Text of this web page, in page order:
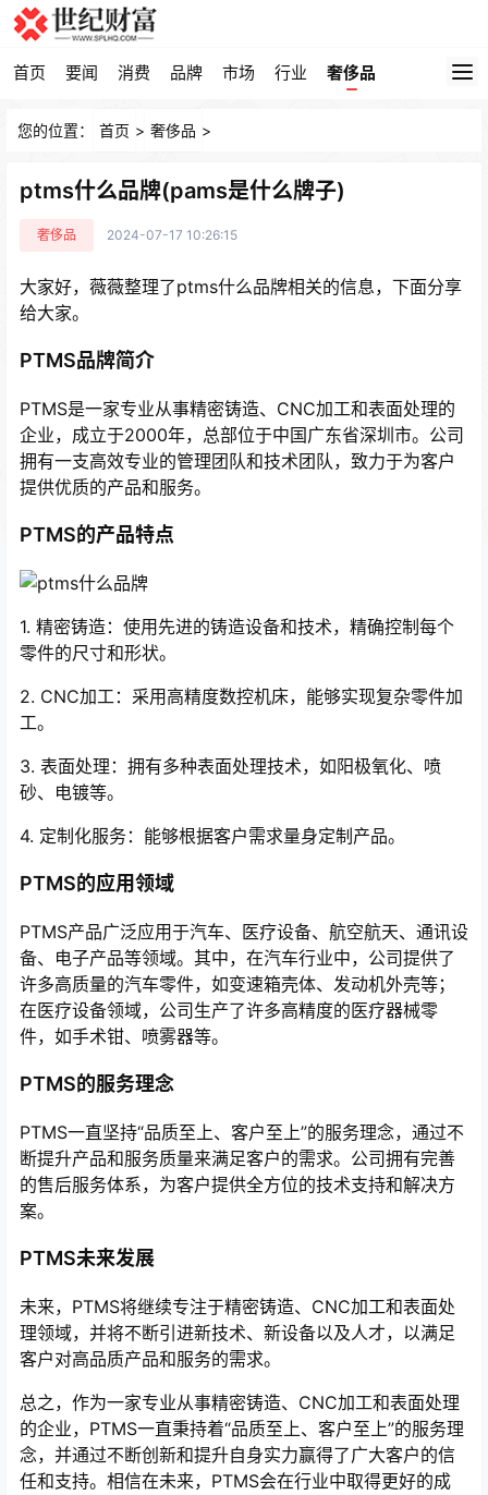
首页 要闻 消费 品牌 市场 行业 奢侈品
您的位置： 首页 > 奢侈品 >
ptms什么品牌(pams是什么牌子)
奢侈品 2024-07-17 10:26:15
大家好，薇薇整理了ptms什么品牌相关的信息，下面分享
给大家。
PTMS品牌简介
PTMS是一家专业从事精密铸造、CNC加工和表面处理的
企业，成立于2000年，总部位于中国广东省深圳市。公司
拥有一支高效专业的管理团队和技术团队，致力于为客户
提供优质的产品和服务。
PTMS的产品特点
1. 精密铸造：使用先进的铸造设备和技术，精确控制每个
零件的尺寸和形状。
2. CNC加工：采用高精度数控机床，能够实现复杂零件加
工。
3. 表面处理：拥有多种表面处理技术，如阳极氧化、喷
砂、电镀等。
4. 定制化服务：能够根据客户需求量身定制产品。
PTMS的应用领域
PTMS产品广泛应用于汽车、医疗设备、航空航天、通讯设
备、电子产品等领域。其中，在汽车行业中，公司提供了
许多高质量的汽车零件，如变速箱壳体、发动机外壳等；
在医疗设备领域，公司生产了许多高精度的医疗器械零
件，如手术钳、喷雾器等。
PTMS的服务理念
PTMS一直坚持“品质至上、客户至上”的服务理念，通过不
断提升产品和服务质量来满足客户的需求。公司拥有完善
的售后服务体系，为客户提供全方位的技术支持和解决方
案。
PTMS未来发展
未来，PTMS将继续专注于精密铸造、CNC加工和表面处
理领域，并将不断引进新技术、新设备以及人才，以满足
客户对高品质产品和服务的需求。
总之，作为一家专业从事精密铸造、CNC加工和表面处理
的企业，PTMS一直秉持着“品质至上、客户至上”的服务理
念，并通过不断创新和提升自身实力赢得了广大客户的信
任和支持。相信在未来，PTMS会在行业中取得更好的成